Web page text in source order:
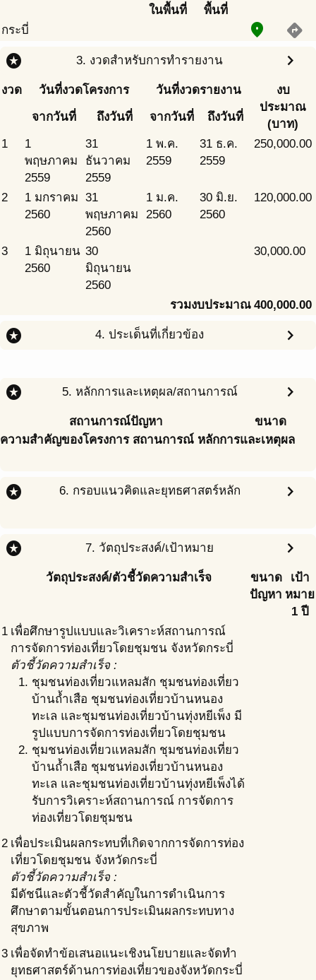
ในพื้นที่
พื้นที่
กระบี่
place
directions
stars
3. งวดสำหรับการทำรายงาน chevron_right
งวด วันที่งวดโครงการ วันที่งวดรายงาน
งบ
ประมาณ
(บาท)
จากวันที่ ถึงวันที่ จากวันที่
ถึงวันที่
1
1
พฤษภาคม
2559
31
ธันวาคม
2559
1 พ.ค.
2559
31 ธ.ค.
2559
250,000.00
2
1 มกราคม
2560
31
พฤษภาคม
2560
1 ม.ค.
2560
30 มิ.ย.
2560
120,000.00
3
1 มิถุนายน
2560
30
มิถุนายน
2560
30,000.00
รวมงบประมาณ 400,000.00
stars 4. ประเด็นที่เกี่ยวข้อง chevron_right
stars 5. หลักการและเหตุผล/สถานการณ์ chevron_right
สถานการณ์ปัญหา
ขนาด
ความสำคัญของโครงการ สถานการณ์ หลักการและเหตุผล
stars 6. กรอบแนวคิดและยุทธศาสตร์หลัก chevron_right
stars 7. วัตถุประสงค์/เป้าหมาย chevron_right
วัตถุประสงค์/ตัวชี้วัดความสำเร็จ
ขนาด
ปัญหา
เป้า
หมาย
1 ปี
1 เพื่อศึกษารูปแบบและวิเคราะห์สถานการณ์
การจัดการท่องเที่ยวโดยชุมชน จังหวัดกระบี่
ตัวชี้วัดความสำเร็จ :
ชุมชนท่องเที่ยวแหลมสัก ชุมชนท่องเที่ยว
บ้านถ้ำเสือ ชุมชนท่องเที่ยวบ้านหนอง
ทะเล และชุมชนท่องเที่ยวบ้านทุ่งหยีเพ็ง มี
รูปแบบการจัดการท่องเที่ยวโดยชุมชน
ชุมชนท่องเที่ยวแหลมสัก ชุมชนท่องเที่ยว
บ้านถ้ำเสือ ชุมชนท่องเที่ยวบ้านหนอง
ทะเล และชุมชนท่องเที่ยวบ้านทุ่งหยีเพ็งได้
รับการวิเคราะห์สถานการณ์ การจัดการ
ท่องเที่ยวโดยชุมชน
2 เพื่อประเมินผลกระทบที่เกิดจากการจัดการท่อง
เที่ยวโดยชุมชน จังหวัดกระบี่
ตัวชี้วัดความสำเร็จ :
มีดัชนีและตัวชี้วัดสำคัญในการดำเนินการ
ศึกษาตามขั้นตอนการประเมินผลกระทบทาง
สุขภาพ
3 เพื่อจัดทำข้อเสนอแนะเชิงนโยบายและจัดทำ
ยุทธศาสตร์ด้านการท่องเที่ยวของจังหวัดกระบี่